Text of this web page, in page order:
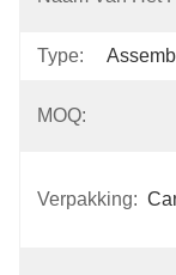
Type:
MOQ:
Verpakking: